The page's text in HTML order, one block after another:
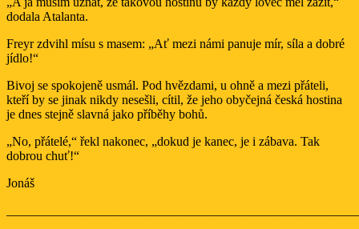
dodala Atalanta.
Freyr zdvihl mísu s masem: „Ať mezi námi panuje mír, síla a dobré
jídlo!“
Bivoj se spokojeně usmál. Pod hvězdami, u ohně a mezi přáteli,
kteří by se jinak nikdy nesešli, cítil, že jeho obyčejná česká hostina
je dnes stejně slavná jako příběhy bohů.
„No, přátelé,“ řekl nakonec, „dokud je kanec, je i zábava. Tak
dobrou chuť!“
Jonáš